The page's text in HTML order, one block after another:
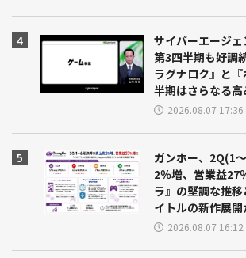
サイバーエージ
第3四半期も好
ラグナロク』と
半期はさらなる高
2026.08.07 17:36
ガンホー、2Q(1
2％増、営業益
ラ』の堅調な推
イトルの新作展
2026.08.07 16:12